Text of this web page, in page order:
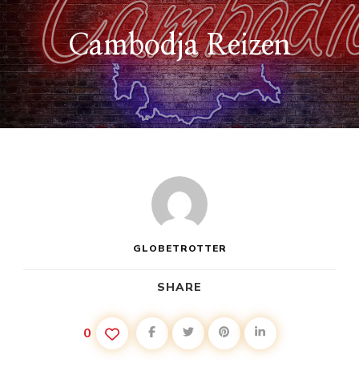
Cambodja Reizen
GLOBETROTTER
SHARE
0